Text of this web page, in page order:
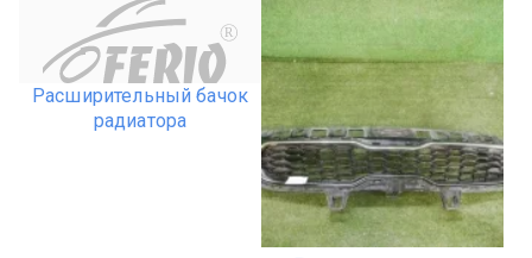
R
Расширительный бачок
радиатора